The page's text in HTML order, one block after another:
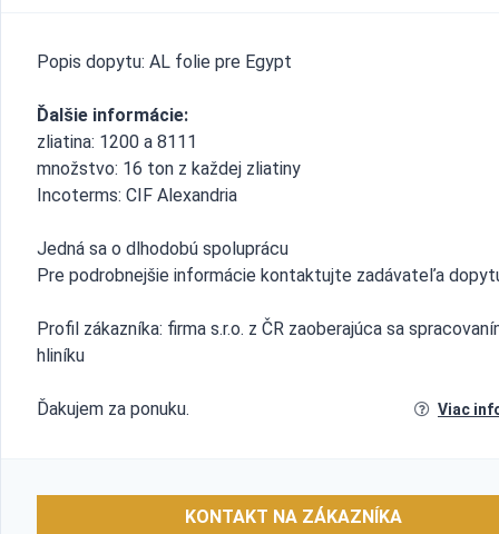
Popis dopytu: AL folie pre Egypt
Ďalšie informácie:
zliatina: 1200 a 8111
množstvo: 16 ton z každej zliatiny
Incoterms: CIF Alexandria
Jedná sa o dlhodobú spoluprácu
Pre podrobnejšie informácie kontaktujte zadávateľa
Profil zákazníka: firma s.r.o. z ČR zaoberajúca sa
hliníku
Ďakujem za ponuku. Viac
KONTAKT NA ZÁKAZNÍKA